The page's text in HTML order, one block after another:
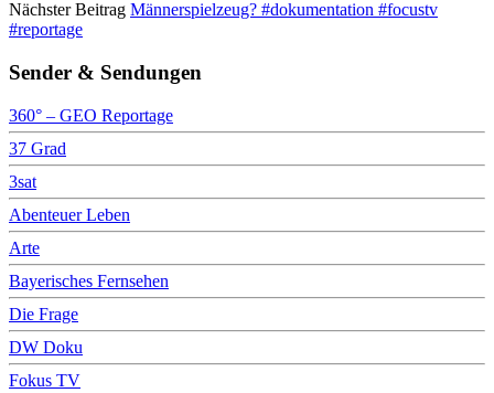
Nächster Beitrag Männerspielzeug? #dokumentation #focustv
#reportage
Sender & Sendungen
360° – GEO Reportage
37 Grad
3sat
Abenteuer Leben
Arte
Bayerisches Fernsehen
Die Frage
DW Doku
Fokus TV